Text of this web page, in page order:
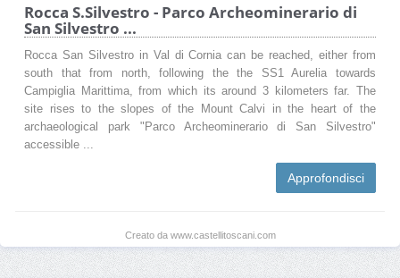
Rocca S.Silvestro - Parco Archeominerario di
San Silvestro ...
Rocca San Silvestro in Val di Cornia can be reached, either from
south that from north, following the the SS1 Aurelia towards
Campiglia Marittima, from which its around 3 kilometers far. The
site rises to the slopes of the Mount Calvi in the heart of the
archaeological park "Parco Archeominerario di San Silvestro"
accessible ...
Approfondisci
Creato da www.castellitoscani.com